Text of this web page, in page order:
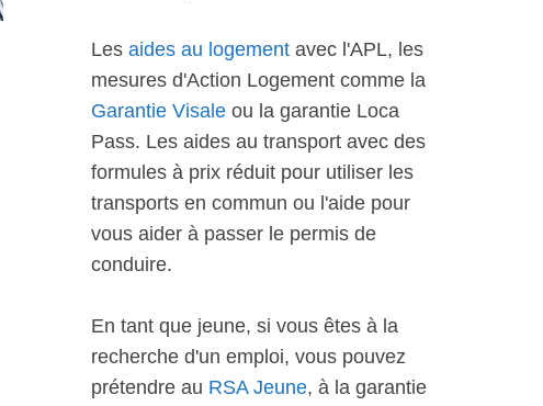
Les aides au logement avec l'APL, les
mesures d'Action Logement comme la
Garantie Visale ou la garantie Loca
Pass. Les aides au transport avec des
formules à prix réduit pour utiliser les
transports en commun ou l'aide pour
vous aider à passer le permis de
conduire.
En tant que jeune, si vous êtes à la
recherche d'un emploi, vous pouvez
prétendre au RSA Jeune, à la garantie